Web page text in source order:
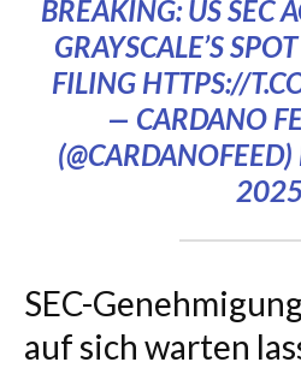
BREAKING: US SEC
GRAYSCALE’S
FILING HTTPS://
— CARDANO
(@CARDANOFEED)
SEC-
auf sich warten